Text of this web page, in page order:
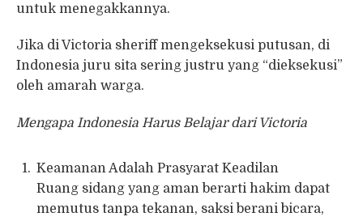
untuk menegakkannya.
Jika di Victoria sheriff mengeksekusi putusan, di
Indonesia juru sita sering justru yang “dieksekusi”
oleh amarah warga.
Mengapa Indonesia Harus Belajar dari Victoria
Keamanan Adalah Prasyarat Keadilan
Ruang sidang yang aman berarti hakim dapat
memutus tanpa tekanan, saksi berani bicara,